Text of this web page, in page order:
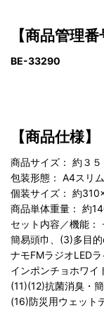
【商品管理番
BE-33290
【商品仕様】
商品サイズ： 約３
包装形態： A4スリ
個装サイズ： 約
商品単体重量： 約
セット内容／機能：
簡易頭巾、(3)多目
ナモFMラジオLED
インポンチョホワイ
(11)(12)抗菌消臭・
(16)防災用ウェット